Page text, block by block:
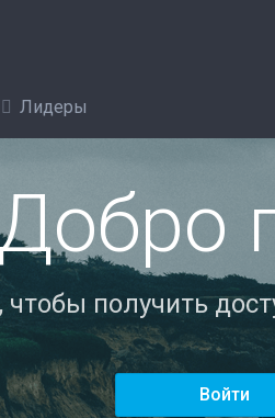
Лидеры
чтобы получить
Войти